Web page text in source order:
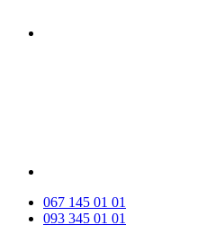
067 145 01 01
093 345 01 01